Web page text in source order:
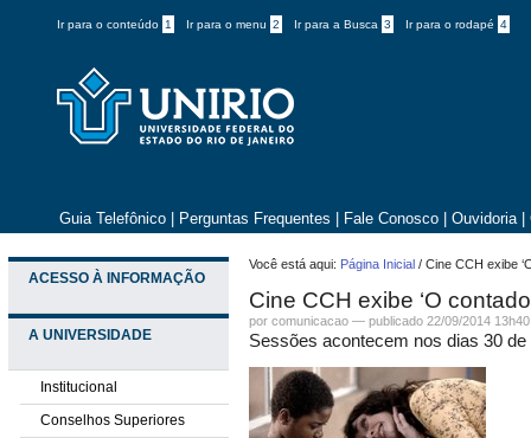
Ir para o conteúdo 1 Ir para o menu 2 Ir para a Busca 3 Ir para o rodapé 4
Guia Telefônico Perguntas Frequentes Fale Conosco Ouvidoria
ACESSO À INFORMAÇÃO
A UNIVERSIDADE
Institucional
Conselhos Superiores
Você está aqui: Página Inicial /Cine CCH exibe
Cine CCH exibe ‘O
por comunicacao —publicado 22/09/2014
Sessões acontecem nos dias 30